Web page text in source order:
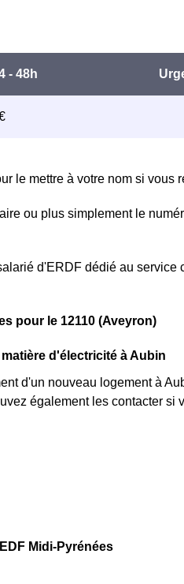
le mettre à votre nom si vous
ou plus simplement le
d'ERDF dédié au
pour le 12110 (Aveyron)
d'électricité à Aubin
d'un nouveau logement à
également les contacter si
Midi-Pyrénées